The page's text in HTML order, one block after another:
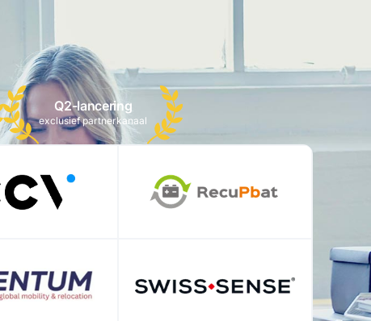
Q2-lancering
exclusief partnerkanaal